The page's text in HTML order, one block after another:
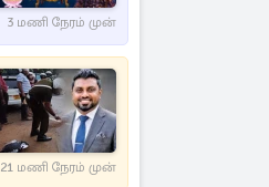
3 மணி நேரம் முன்
21 மணி நேரம் முன்